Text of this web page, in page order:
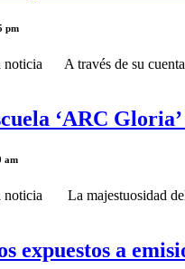
pm
noticia A través de su cuenta
‘ARC
am
noticia La majestuosidad del
expuestos a